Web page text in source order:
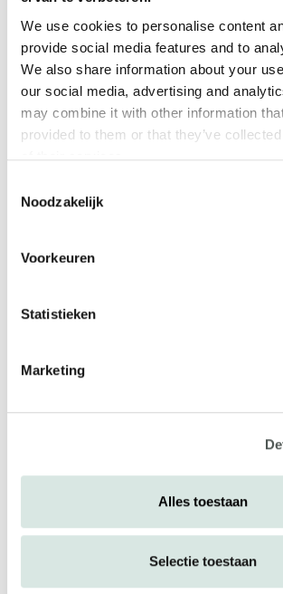
We use cookies to personalise content
provide social media features and to
We also share information about your
our social media, advertising and
may combine it with other information
provided to them or that they’ve
Selection
Noodzakelijk
Voorkeuren
Statistieken
Marketing
Alles toestaan
Selectie toestaan